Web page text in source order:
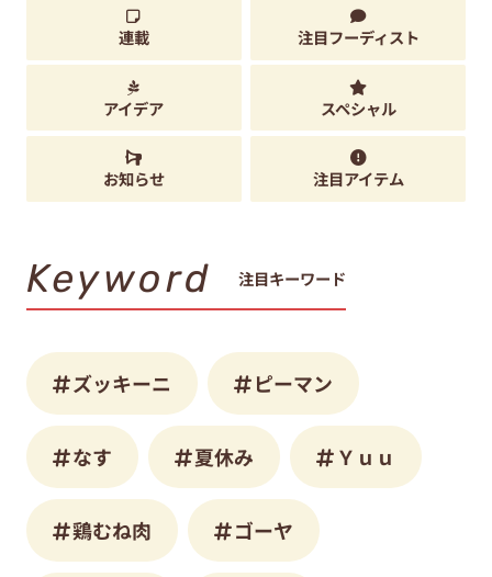
連載 注目フーディスト
アイデア スペシャル
お知らせ 注目アイテム
Keyword 注目キーワード
ズッキーニ ピーマン
なす 夏休み Ｙｕｕ
鶏むね肉 ゴーヤ